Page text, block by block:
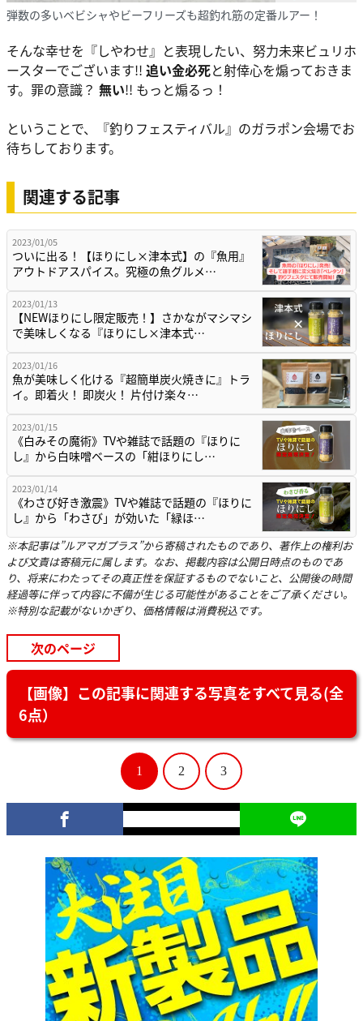
弾数の多いベビシャやビーフリーズも超釣れ筋の定番ルアー！
そんな幸せを『しやわせ』と表現したい、努力未来ビュリホ
ースターでございます!! 追い金必死と射倖心を煽っておきま
す。罪の意識？ 無い!! もっと煽るっ！
ということで、『釣りフェスティバル』のガラポン会場でお
待ちしております。
関連する記事
2023/01/05
ついに出る！【ほりにし×津本式】の『魚用』
アウトドアスパイス。究極の魚グルメ…
2023/01/13
【NEWほりにし限定販売！】さかながマシマシ
で美味しくなる『ほりにし×津本式…
2023/01/16
魚が美味しく化ける『超簡単炭火焼きに』トラ
イ。即着火！ 即炭火！ 片付け楽々…
2023/01/15
《白みその魔術》TVや雑誌で話題の『ほりに
し』から白味噌ベースの「紺ほりにし…
2023/01/14
《わさび好き激震》TVや雑誌で話題の『ほりに
し』から「わさび」が効いた「緑ほ…
※本記事は”ルアマガプラス”から寄稿されたものであり、著作上の権利お
よび文責は寄稿元に属します。なお、掲載内容は公開日時点のものであ
り、将来にわたってその真正性を保証するものでないこと、公開後の時間
経過等に伴って内容に不備が生じる可能性があることをご了承ください。
※特別な記載がないかぎり、価格情報は消費税込です。
次のページ
【画像】この記事に関連する写真をすべて見る(全
6点）
1 2 3